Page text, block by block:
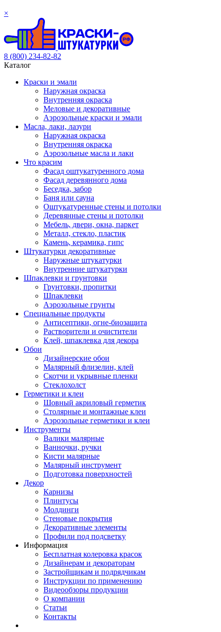
×
8 (800) 234-82-82
Каталог
Краски и эмали
Наружная окраска
Внутренняя окраска
Меловые и декоративные
Аэрозольные краски и эмали
Масла, лаки, лазури
Наружная окраска
Внутренняя окраска
Аэрозольные масла и лаки
Что красим
Фасад оштукатуренного дома
Фасад деревянного дома
Беседка, забор
Баня или сауна
Оштукатуренные стены и потолки
Деревянные стены и потолки
Мебель, двери, окна, паркет
Металл, стекло, пластик
Камень, керамика, гипс
Штукатурки декоративные
Наружные штукатурки
Внутренние штукатурки
Шпаклевки и грунтовки
Грунтовки, пропитки
Шпаклевки
Аэрозольные грунты
Специальные продукты
Антисептики, огне-биозащита
Растворители и очистители
Клей, шпаклевка для декора
Обои
Дизайнерские обои
Малярный флизелин, клей
Скотчи и укрывные пленки
Стеклохолст
Герметики и клеи
Шовный акриловый герметик
Столярные и монтажные клеи
Аэрозольные герметики и клеи
Инструменты
Валики малярные
Ванночки, ручки
Кисти малярные
Малярный инструмент
Подготовка поверхностей
Декор
Карнизы
Плинтусы
Молдинги
Стеновые покрытия
Декоративные элементы
Профили под подсветку
Информация
Бесплатная колеровка красок
Дизайнерам и декораторам
Застройщикам и подрядчикам
Инструкции по применению
Видеообзоры продукции
О компании
Статьи
Контакты